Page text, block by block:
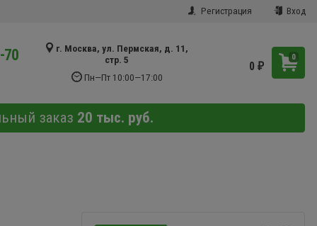
Регистрация Вход
70
г. Москва, ул. Пермская, д. 11,
стр. 5
Пн—Пт 10:00—17:00
0
0₽
заказ 20 тыс. руб.